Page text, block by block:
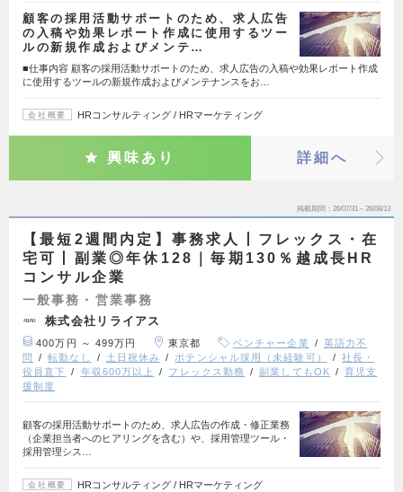
顧客の採用活動サポートのため、求人広告
の入稿や効果レポート作成に使用するツー
ルの新規作成およびメンテ…
■仕事内容 顧客の採用活動サポートのため、求人広告の入稿や効果レポート作成
に使用するツールの新規作成およびメンテナンスをお…
会社概要 HRコンサルティング / HRマーケティング
興味あり 詳細へ
掲載期間 26/07/31～26/08/13
【最短2週間内定】事務求人丨フレックス・在
宅可丨副業◎年休128｜毎期130％越成長HR
コンサル企業
一般事務・営業事務
株式会社リライアス
400万円 ～ 499万円 東京都 ベンチャー企業
英語力不
問
転勤なし 土日祝休み ポテンシャル採用（未経験可）
社長・
役員直下
年収600万以上 フレックス勤務 副業してもOK
育児支
援制度
顧客の採用活動サポートのため、求人広告の作成・修正業務
（企業担当者へのヒアリングを含む）や、採用管理ツール・
採用管理シス…
会社概要 HRコンサルティング / HRマーケティング